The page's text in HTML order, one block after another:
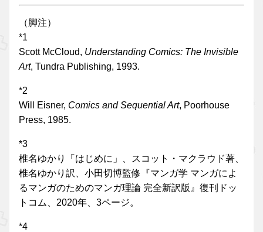
（脚注）
*1
Scott McCloud, Understanding Comics: The Invisible
Art, Tundra Publishing, 1993.
*2
Will Eisner, Comics and Sequential Art, Poorhouse
Press, 1985.
*3
椎名ゆかり「はじめに」、スコット・マクラウド著、
椎名ゆかり訳、小田切博監修『マンガ学 マンガによ
るマンガのためのマンガ理論 完全新訳版』復刊ドッ
トコム、2020年、3ページ。
*4